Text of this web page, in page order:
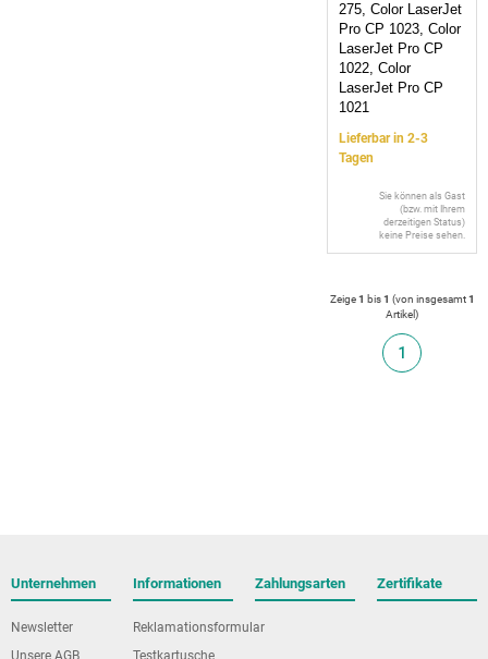
275, Color LaserJet
Pro CP 1023, Color
LaserJet Pro CP
1022, Color
LaserJet Pro CP
1021
Lieferbar in 2-3
Tagen
Sie können als Gast
(bzw. mit Ihrem
derzeitigen Status)
keine Preise sehen.
Zeige1 bis1 (von insgesamt1
Artikel)
1
Unternehmen
Newsletter
Informationen
Reklamationsformular
Zahlungsarten Zertifikate